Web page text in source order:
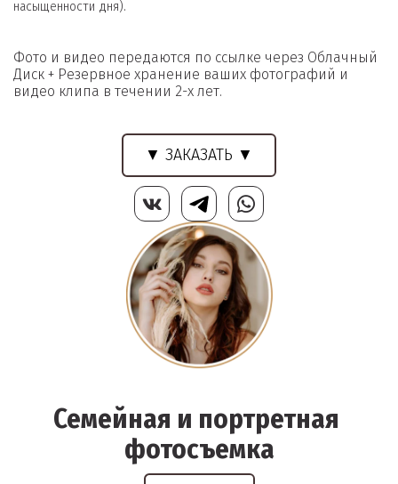
насыщенности дня).
Фото и видео передаются по ссылке через Облачный
Диск + Резервное хранение ваших фотографий и
видео клипа в течении 2-х лет.
▼ ЗАКАЗАТЬ ▼
Семейная и портретная
фотосъемка